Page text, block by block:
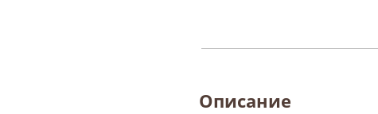
Описание